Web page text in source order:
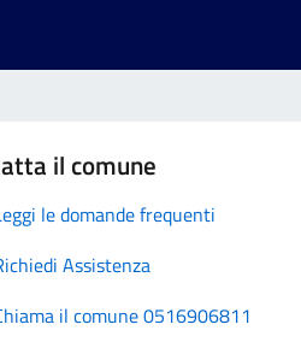
il comune
le domande frequenti
Assistenza
il comune 0516906811